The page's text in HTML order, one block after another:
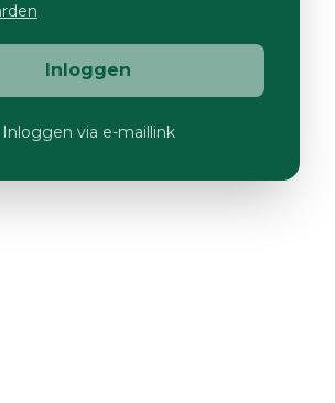
Inloggen
Inloggen via e-maillink